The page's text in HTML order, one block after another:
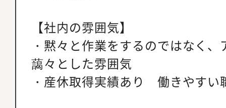
【社内の雰囲気】
・黙々と作業をするのではなく
藹々とした雰囲気
・産休取得実績あり 働きやすい